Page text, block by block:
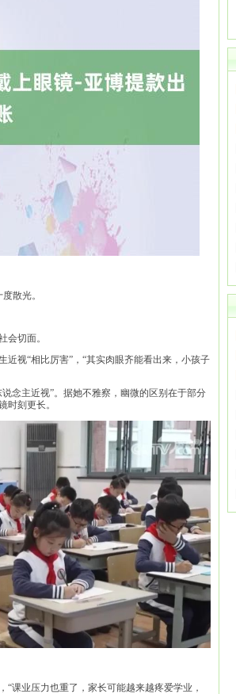
散光。
会切面。
视“相比厉害”，“其实肉眼齐能看出来，小孩子
念主近视”。据她不雅察，幽微的区别在于部分
时刻更长。
课业压力也重了，家长可能越来越疼爱学业，